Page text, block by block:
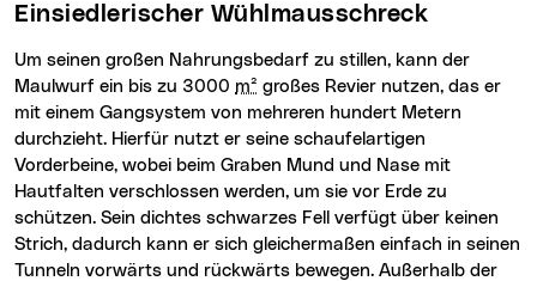
Einsiedlerischer Wühlmausschreck
Um seinen großen Nahrungsbedarf zu stillen, kann der
Maulwurf ein bis zu 3000 m² großes Revier nutzen, das er
mit einem Gangsystem von mehreren hundert Metern
durchzieht. Hierfür nutzt er seine schaufelartigen
Vorderbeine, wobei beim Graben Mund und Nase mit
Hautfalten verschlossen werden, um sie vor Erde zu
schützen. Sein dichtes schwarzes Fell verfügt über keinen
Strich, dadurch kann er sich gleichermaßen einfach in seinen
Tunneln vorwärts und rückwärts bewegen. Außerhalb der